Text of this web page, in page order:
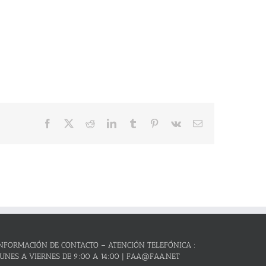
Facebook RedditLinkedInTumblr Pinterest
Vk
Correo
DE CONTACTO – ATENCIÓN TELEFÓNICA :
A VIERNES DE 9:00 A 14:00 | FAA@FAA.NET